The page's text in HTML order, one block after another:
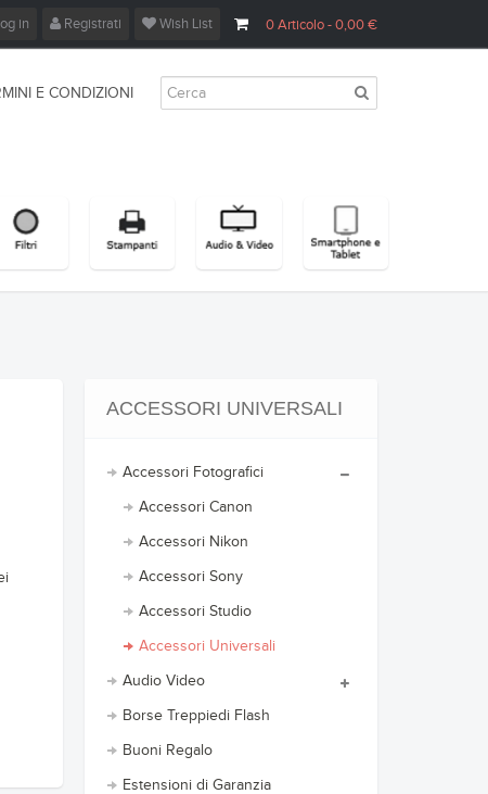
0Articolo- 0,00 €
in Registrati Wish List
E CONDIZIONI
ACCESSORI UNIVERSALI
Accessori Fotografici
Accessori Canon
Accessori Nikon
Accessori Sony
Accessori Studio
Accessori Universali
Audio Video
Borse Treppiedi Flash
Buoni Regalo
Estensioni di Garanzia